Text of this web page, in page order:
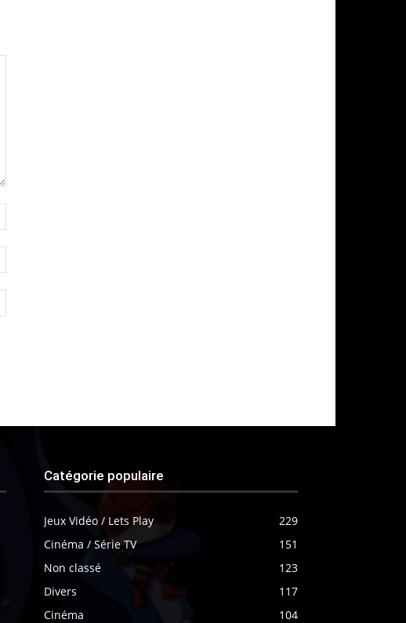
Catégorie populaire
Jeux Vidéo / Lets Play
229
Cinéma / Série TV
151
Non classé
123
Divers
117
Cinéma
104